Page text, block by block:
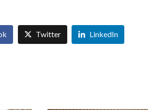
Twitter LinkedIn